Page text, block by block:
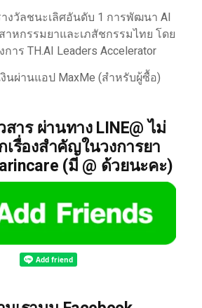
างวัลชนะเลิศอันดับ 1 การพัฒนา AI
หกรรมยาและเภสัชกรรมไทย โดย
การ TH.AI Leaders Accelerator
นผ่านแอป MaxMe (สำหรับผู้ซื้อ)
าร ผ่านทาง LINE@ ไม่
รื่องสำคัญในวงการยา
(มี @ ด้วยนะคะ)